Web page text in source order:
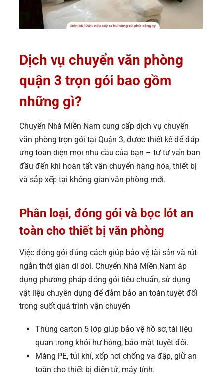
Dịch vụ chuyển văn phòng
quận 3 trọn gói bao gồm
những gì?
Chuyển Nhà Miền Nam cung cấp dịch vụ chuyển
văn phòng trọn gói tại Quận 3, được thiết kế để đáp
ứng toàn diện mọi nhu cầu của bạn – từ tư vấn ban
đầu đến khi hoàn tất vận chuyển hàng hóa, thiết bị
và sắp xếp tại không gian văn phòng mới.
Phân loại, đóng gói và bọc lót an
toàn cho thiết bị văn phòng
Việc đóng gói đúng cách giúp bảo vệ tài sản và rút
ngắn thời gian di dời. Chuyển Nhà Miền Nam áp
dụng phương pháp đóng gói tiêu chuẩn, sử dụng
vật liệu chuyên dụng để đảm bảo an toàn tuyệt đối
trong suốt quá trình vận chuyển
Thùng carton 5 lớp giúp bảo vệ hồ sơ, tài liệu
quan trọng khỏi hư hỏng, bảo mật tuyệt đối.
Màng PE, túi khí, xốp hơi chống va đập, giữ an
toàn cho thiết bị điện tử, máy tính.